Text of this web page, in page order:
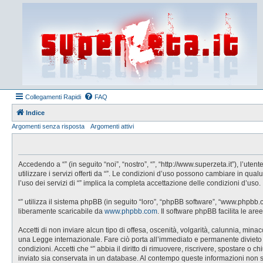
Collegamenti Rapidi FAQ
Indice
Argomenti senza risposta
Argomenti attivi
Accedendo a “” (in seguito “noi”, “nostro”, “”, “http://www.superzeta.it”),
utilizzare i servizi offerti da “”. Le condizioni d’uso possono cambiare in
l’uso dei servizi di “” implica la completa accettazione delle condizioni d’uso.
“” utilizza il sistema phpBB (in seguito “loro”, “phpBB software”,
liberamente scaricabile da www.phpbb.com. Il software phpBB facilita le
Accetti di non inviare alcun tipo di offesa, oscenità, volgarità, calunnia,
una Legge internazionale. Fare ciò porta all’immediato e permanente
condizioni. Accetti che “” abbia il diritto di rimuovere, riscrivere, spostare o
inviato sia conservata in un database. Al contempo queste informazioni